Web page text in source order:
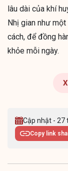
lâu dài của khí
Nhị gian như một
cách, để đồng
khỏe mỗi ngày.
Cập nhật - 27
Copy link